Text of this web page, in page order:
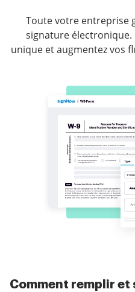
Toute votre entreprise
signature électronique.
unique et augmentez vos
Comment remplir et